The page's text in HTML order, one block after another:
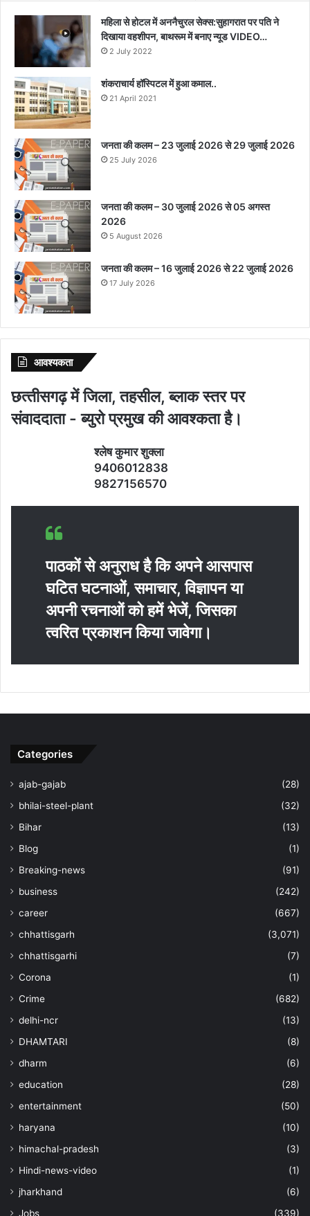
महिला से होटल में अननैचुरल सेक्स:सुहागरात पर पति ने
दिखाया वहशीपन, बाथरूम में बनाए न्यूड VIDEO…
2 July 2022
शंकराचार्य हॉस्पिटल में हुआ कमाल..
21 April 2021
जनता की कलम – 23 जुलाई 2026 से 29 जुलाई 2026
25 July 2026
जनता की कलम – 30 जुलाई 2026 से 05 अगस्त
2026
5 August 2026
जनता की कलम – 16 जुलाई 2026 से 22 जुलाई 2026
17 July 2026
आवश्‍यकता
छत्‍तीसगढ़ में जिला, तहसील, ब्‍लाक स्‍तर पर
संवाददाता - ब्‍युरो प्रमुख की आवश्‍कता है।
श्‍लेष कुमार शुक्‍ला
9406012838
9827156570
पाठकों से अनुराध है कि अपने आसपास
घटित घटनाओं, समाचार, विज्ञापन या
अपनी रचनाओं को हमें भेजें, जिसका
त्‍वरित प्रकाशन किया जावेगा।
Categories
ajab-gajab
(28)
bhilai-steel-plant
(32)
Bihar
(13)
Blog
(1)
Breaking-news
(91)
business
(242)
career
(667)
chhattisgarh
(3,071)
chhattisgarhi
(7)
Corona
(1)
Crime
(682)
delhi-ncr
(13)
DHAMTARI
(8)
dharm
(6)
education
(28)
entertainment
(50)
haryana
(10)
himachal-pradesh
(3)
Hindi-news-video
(1)
jharkhand
(6)
Jobs
(339)